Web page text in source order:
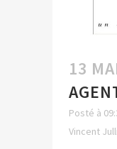
13
Posté à
Vincent